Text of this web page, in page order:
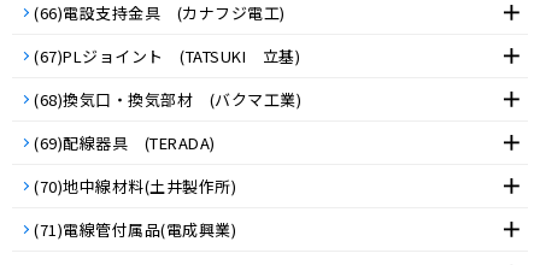
(66)電設支持金具 (カナフジ電工)
(67)PLジョイント (TATSUKI 立基)
(68)換気口・換気部材 (バクマ工業)
(69)配線器具 (TERADA)
(70)地中線材料(土井製作所)
(71)電線管付属品(電成興業)